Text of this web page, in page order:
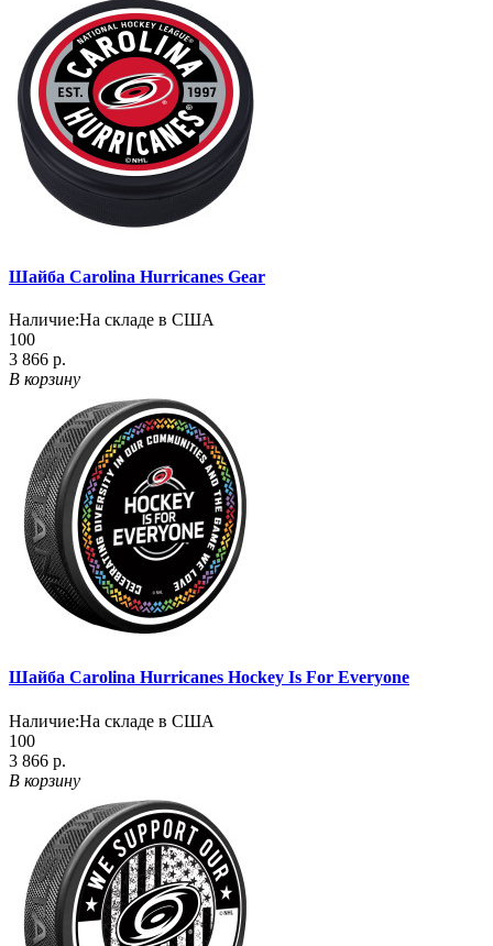
Шайба Carolina Hurricanes Gear
Наличие:На складе в США
100
3 866 р.
В корзину
Шайба Carolina Hurricanes Hockey Is For Everyone
Наличие:На складе в США
100
3 866 р.
В корзину